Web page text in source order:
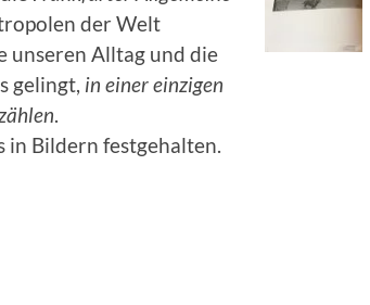
der Welt
unseren Alltag und die
gelingt, in einer einzigen
.
in Bildern festgehalten.